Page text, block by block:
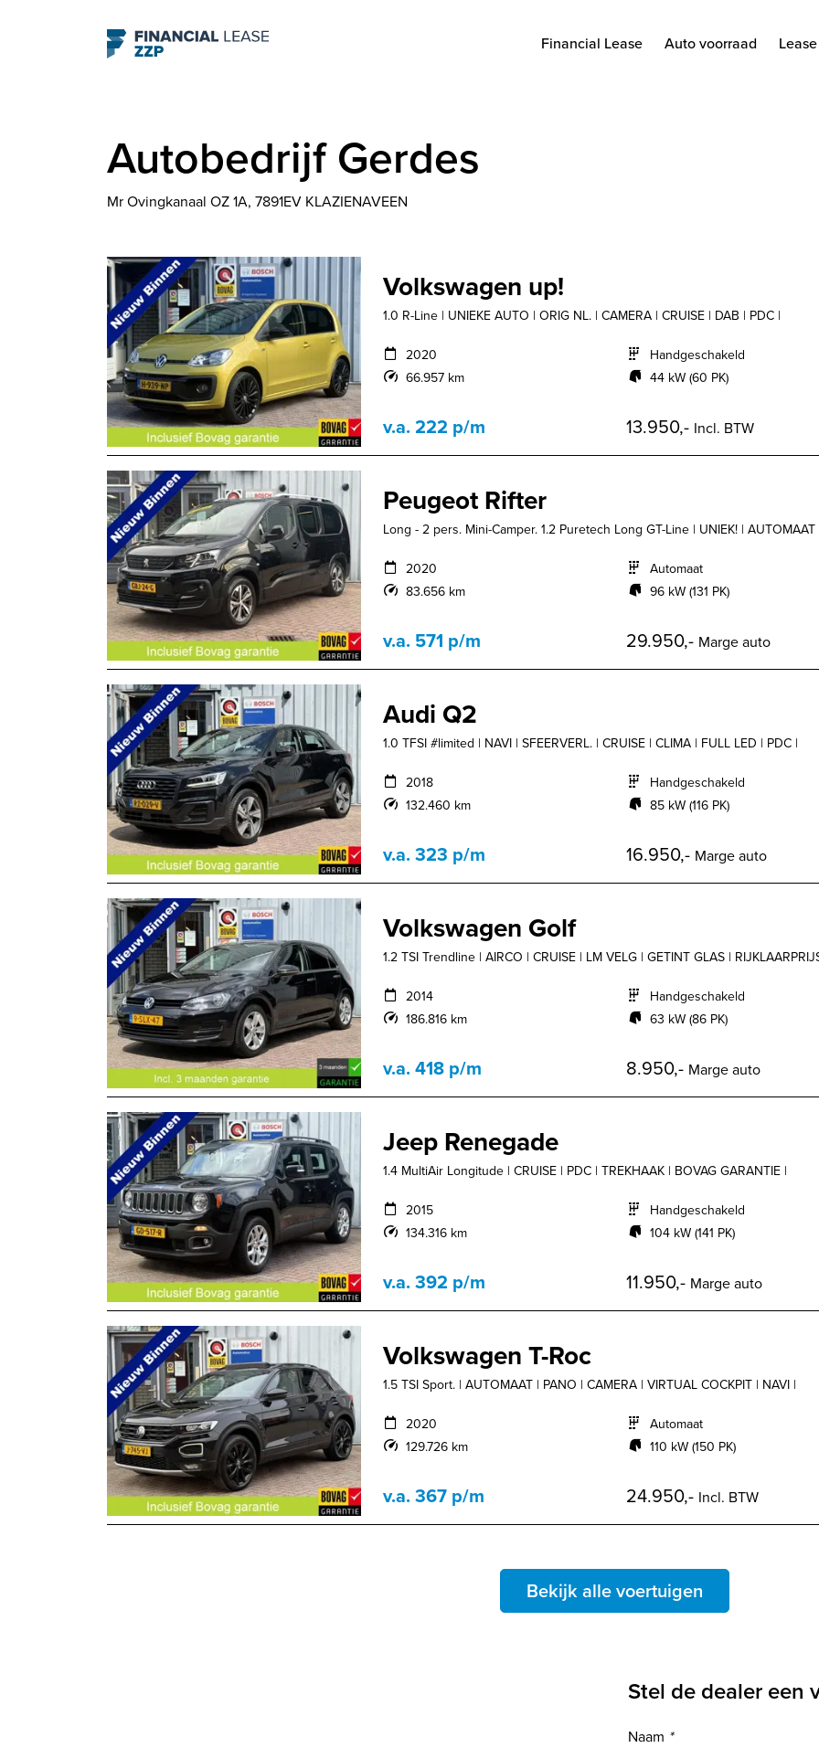
Navigation Financial Lease Auto voorraad
Autobedrijf Gerdes
Mr Ovingkanaal OZ 1A, 7891EV KLAZIENAVEEN
Volkswagen up!
1.0 R-Line | UNIEKE AUTO | ORIG NL. | CAMERA | CRUISE | DAB | PDC |
2020
66.957 km
Handgeschakeld
44 kW (60 PK)
v.a. 222 p/m 13.950,- Incl. BTW
Peugeot Rifter
Long - 2 pers. Mini-Camper. 1.2 Puretech Long GT-Line | UNIEK! | AUTOMAAT
2020
83.656 km
Automaat
96 kW (131 PK)
v.a. 571 p/m 29.950,- Marge auto
Audi Q2
1.0 TFSI #limited | NAVI | SFEERVERL. | CRUISE | CLIMA | FULL LED | PDC |
2018
132.460 km
Handgeschakeld
85 kW (116 PK)
v.a. 323 p/m 16.950,- Marge auto
Volkswagen Golf
1.2 TSI Trendline | AIRCO | CRUISE | LM VELG | GETINT GLAS |
2014
186.816 km
Handgeschakeld
63 kW (86 PK)
v.a. 418 p/m 8.950,- Marge auto
Jeep Renegade
1.4 MultiAir Longitude | CRUISE | PDC | TREKHAAK | BOVAG GARANTIE |
2015
134.316 km
Handgeschakeld
104 kW (141 PK)
v.a. 392 p/m 11.950,- Marge auto
Volkswagen T-Roc
1.5 TSI Sport. | AUTOMAAT | PANO | CAMERA | VIRTUAL COCKPIT | NAVI |
2020
129.726 km
Automaat
110 kW (150 PK)
v.a. 367 p/m 24.950,- Incl. BTW
Bekijk alle voertuigen
Stel de dealer een
Naam *